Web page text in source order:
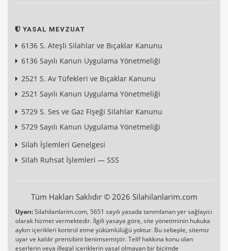
YASAL MEVZUAT
6136 S. Ateşli Silahlar ve Bıçaklar Kanunu
6136 Sayılı Kanun Uygulama Yönetmeliği
2521 S. Av Tüfekleri ve Bıçaklar Kanunu
2521 Sayılı Kanun Uygulama Yönetmeliği
5729 S. Ses ve Gaz Fişeği Silahlar Kanunu
5729 Sayılı Kanun Uygulama Yönetmeliği
Silah İşlemleri Genelgesi
Silah Ruhsat İşlemleri — SSS
Tüm Hakları Saklıdır © 2026 Silahilanlarim.com
Uyarı:Silahilanlarim.com, 5651 sayılı yasada tanımlanan yer sağlayıcı
olarak hizmet vermektedir. İlgili yasaya göre, site yönetiminin hukuka
aykırı içerikleri kontrol etme yükümlülüğü yoktur. Bu sebeple, sitemiz
uyar ve kaldır prensibini benimsemiştir. Telif hakkına konu olan
eserlerin veya illegal içeriklerin yasal olmayan bir biçimde